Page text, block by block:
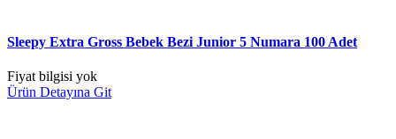
Sleepy Extra Gross Bebek Bezi Junior 5 Numara 100 Adet
Fiyat bilgisi yok
Ürün Detayına Git